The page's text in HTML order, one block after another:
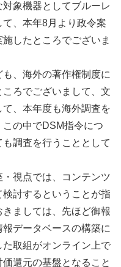
象機器としてブルーレ
、本年8月より政令案
したところでございま
、海外の著作権制度に
ろでございまして、文
、本年度も海外調査を
の中でDSM指令につ
調査を行うこととして
視点では、コンテンツ
討するということが指
ましては、先ほど御報
データベースの構築に
取組がオンライン上で
還元の基盤となること